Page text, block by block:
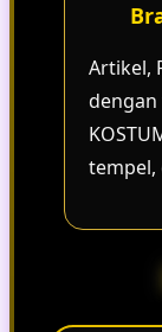
Artikel,
dengan
tempel,